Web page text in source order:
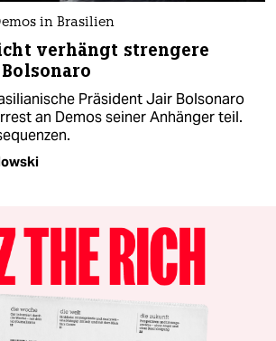
in Brasilien
verhängt strengere
Präsident Jair Bolsonaro
an Demos seiner Anhänger teil.